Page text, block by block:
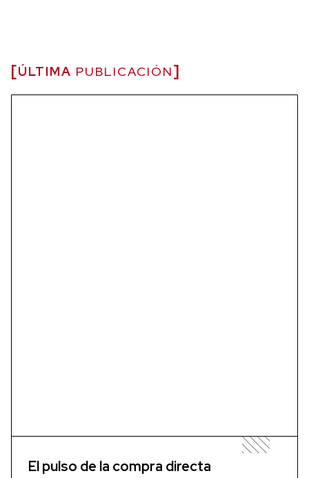
ÚLTIMA PUBLICACIÓN
El pulso de la compra directa